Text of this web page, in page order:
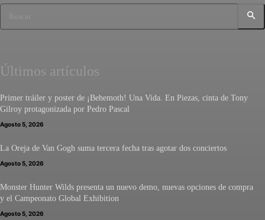
Buscar
Últimos artículos
Primer tráiler y poster de ¡Behemoth! Una Vida. En Piezas, cinta de Tony
Gilroy protagonizada por Pedro Pascal
Agosto 5, 2026
La Oreja de Van Gogh suma tercera fecha tras agotar dos conciertos
Agosto 5, 2026
Monster Hunter Wilds presenta un nuevo demo, nuevas opciones de compra
y el Campeonato Global Exhibition
Agosto 5, 2026